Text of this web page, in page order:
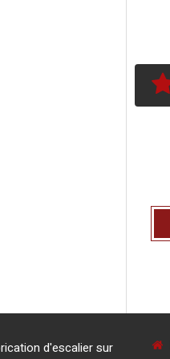
d'escalier sur